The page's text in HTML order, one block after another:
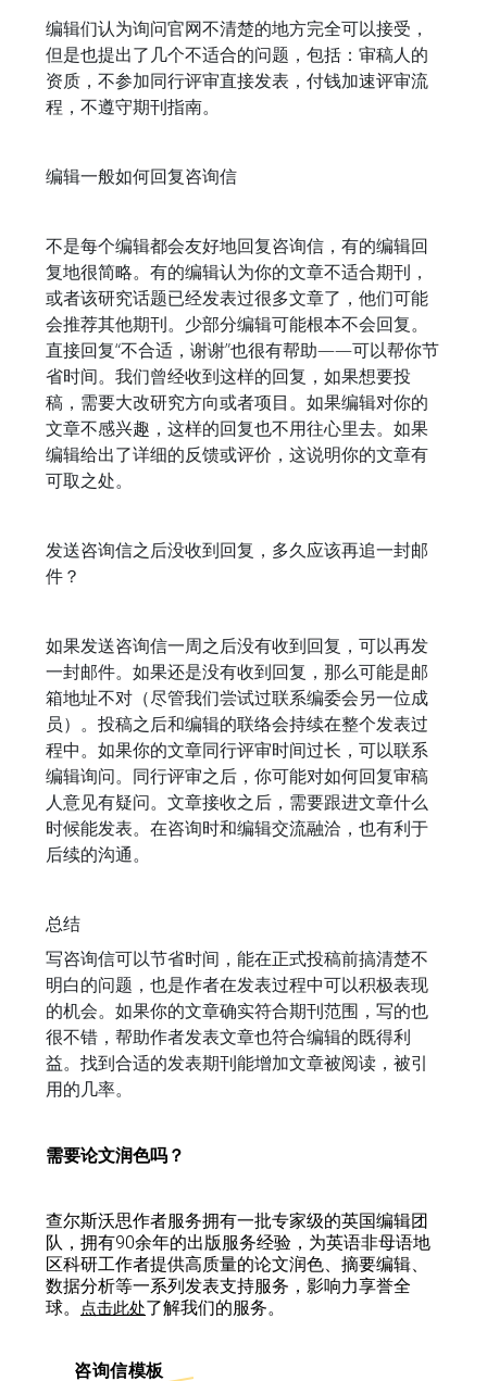
编辑们认为询问官网不清楚的地方完全可以接受，
但是也提出了几个不适合的问题，包括：审稿人的
资质，不参加同行评审直接发表，付钱加速评审流
程，不遵守期刊指南。
编辑一般如何回复咨询信
不是每个编辑都会友好地回复咨询信，有的编辑回
复地很简略。有的编辑认为你的文章不适合期刊，
或者该研究话题已经发表过很多文章了，他们可能
会推荐其他期刊。少部分编辑可能根本不会回复。
直接回复“不合适，谢谢”也很有帮助——可以帮你节
省时间。我们曾经收到这样的回复，如果想要投
稿，需要大改研究方向或者项目。如果编辑对你的
文章不感兴趣，这样的回复也不用往心里去。如果
编辑给出了详细的反馈或评价，这说明你的文章有
可取之处。
发送咨询信之后没收到回复，多久应该再追一封邮
件？
如果发送咨询信一周之后没有收到回复，可以再发
一封邮件。如果还是没有收到回复，那么可能是邮
箱地址不对（尽管我们尝试过联系编委会另一位成
员）。投稿之后和编辑的联络会持续在整个发表过
程中。如果你的文章同行评审时间过长，可以联系
编辑询问。同行评审之后，你可能对如何回复审稿
人意见有疑问。文章接收之后，需要跟进文章什么
时候能发表。在咨询时和编辑交流融洽，也有利于
后续的沟通。
总结
写咨询信可以节省时间，能在正式投稿前搞清楚不
明白的问题，也是作者在发表过程中可以积极表现
的机会。如果你的文章确实符合期刊范围，写的也
很不错，帮助作者发表文章也符合编辑的既得利
益。找到合适的发表期刊能增加文章被阅读，被引
用的几率。
需要论文润色吗？
查尔斯沃思作者服务拥有一批专家级的英国编辑团
队，拥有90余年的出版服务经验，为英语非母语地
区科研工作者提供高质量的论文润色、摘要编辑、
数据分析等一系列发表支持服务，影响力享誉全
球。
点击此处了解我们的服务。
咨询信模板